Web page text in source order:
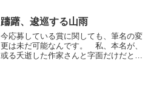
下世話ですので書きません。 一方、Jく
んから預かっている商品...
躊躇、逡巡する山雨
今応募している賞に関しても、筆名の変
更は未だ可能なんです。 私、本名が、
或る夭逝した作家さんと字面だけだと全